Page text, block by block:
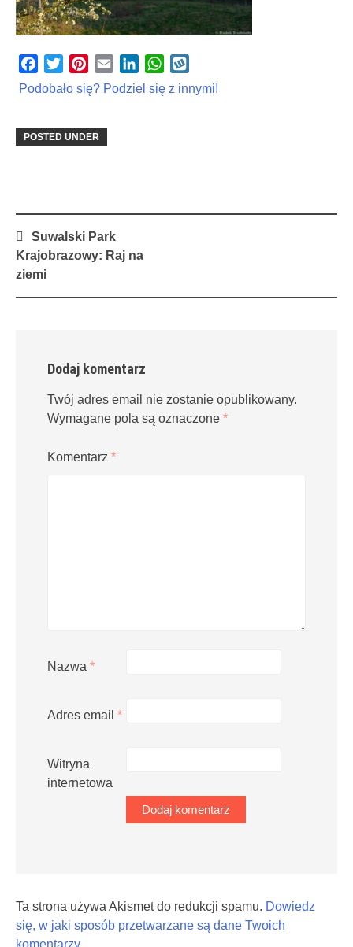
Facebook
TwitterPinterest
Email LinkedInWhatsApp
Podobało się? Podziel się z innymi!
POSTED UNDER
Post
navigation
Suwalski Park
Krajobrazowy: Raj na
ziemi
Dodaj komentarz
Twój adres email nie zostanie opublikowany.
Wymagane pola są oznaczone *
Komentarz *
Nazwa *
Adres email *
Witryna
internetowa
Ta strona używa Akismet do redukcji spamu. Dowiedz
się, w jaki sposób przetwarzane są dane Twoich
komentarzy.